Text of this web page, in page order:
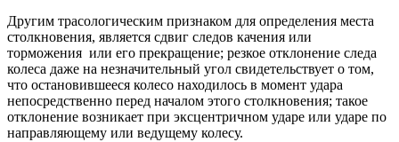
Другим трасологическим признаком для определения места
столкновения, является сдвиг следов качения или
торможения или его прекращение; резкое отклонение следа
колеса даже на незначительный угол свидетельствует о том,
что остановившееся колесо находилось в момент удара
непосредственно перед началом этого столкновения; такое
отклонение возникает при эксцентричном ударе или ударе по
направляющему или ведущему колесу.